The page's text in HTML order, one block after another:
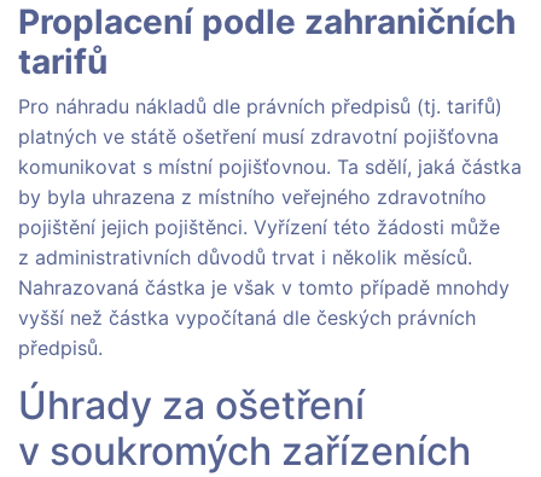
Proplacení podle zahraničních
tarifů
Pro náhradu nákladů dle právních předpisů (tj. tarifů)
platných ve státě ošetření musí zdravotní pojišťovna
komunikovat s místní pojišťovnou. Ta sdělí, jaká částka
by byla uhrazena z místního veřejného zdravotního
pojištění jejich pojištěnci. Vyřízení této žádosti může
z administrativních důvodů trvat i několik měsíců.
Nahrazovaná částka je však v tomto případě mnohdy
vyšší než částka vypočítaná dle českých právních
předpisů.
Úhrady za ošetření
v soukromých zařízeních